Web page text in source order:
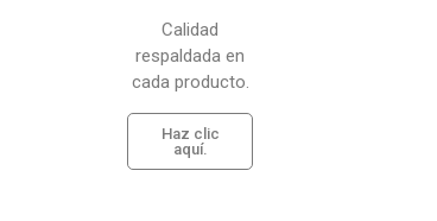
Calidad
respaldada en
cada producto.
Haz clic
aquí.